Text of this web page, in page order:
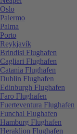
Oslo
Palermo
Palma
Porto
Reykjavík
Brindisi Flughafen
Cagliari Flughafen
Catania Flughafen
Dublin Flughafen
Edinburgh Flughafen
Faro Flughafen
Fuerteventura Flughafen
Funchal Flughafen
Hamburg Flughafen
Heraklion Flughafen